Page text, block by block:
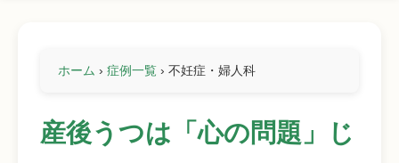
ホーム › 症例一覧 › 不妊症・婦人科
産後うつは「心の問題」じ